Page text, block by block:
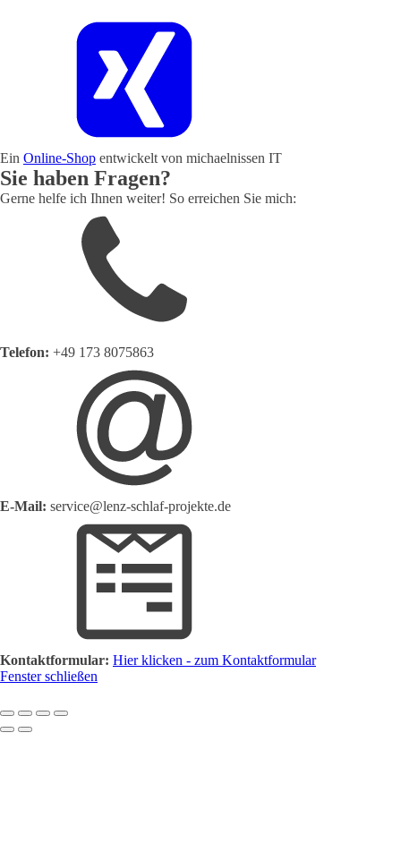
Ein Online-Shop entwickelt von michaelnissen IT
Sie haben Fragen?
Gerne helfe ich Ihnen weiter! So erreichen Sie mich:
Telefon: +49 173 8075863
E-Mail: service@lenz-schlaf-projekte.de
Kontaktformular: Hier klicken - zum Kontaktformular
Fenster schließen